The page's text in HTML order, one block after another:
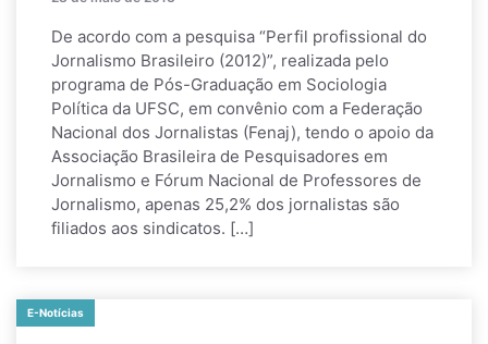
De acordo com a pesquisa “Perfil profissional do
Jornalismo Brasileiro (2012)”, realizada pelo
programa de Pós-Graduação em Sociologia
Política da UFSC, em convênio com a Federação
Nacional dos Jornalistas (Fenaj), tendo o apoio da
Associação Brasileira de Pesquisadores em
Jornalismo e Fórum Nacional de Professores de
Jornalismo, apenas 25,2% dos jornalistas são
filiados aos sindicatos. […]
E-Notícias